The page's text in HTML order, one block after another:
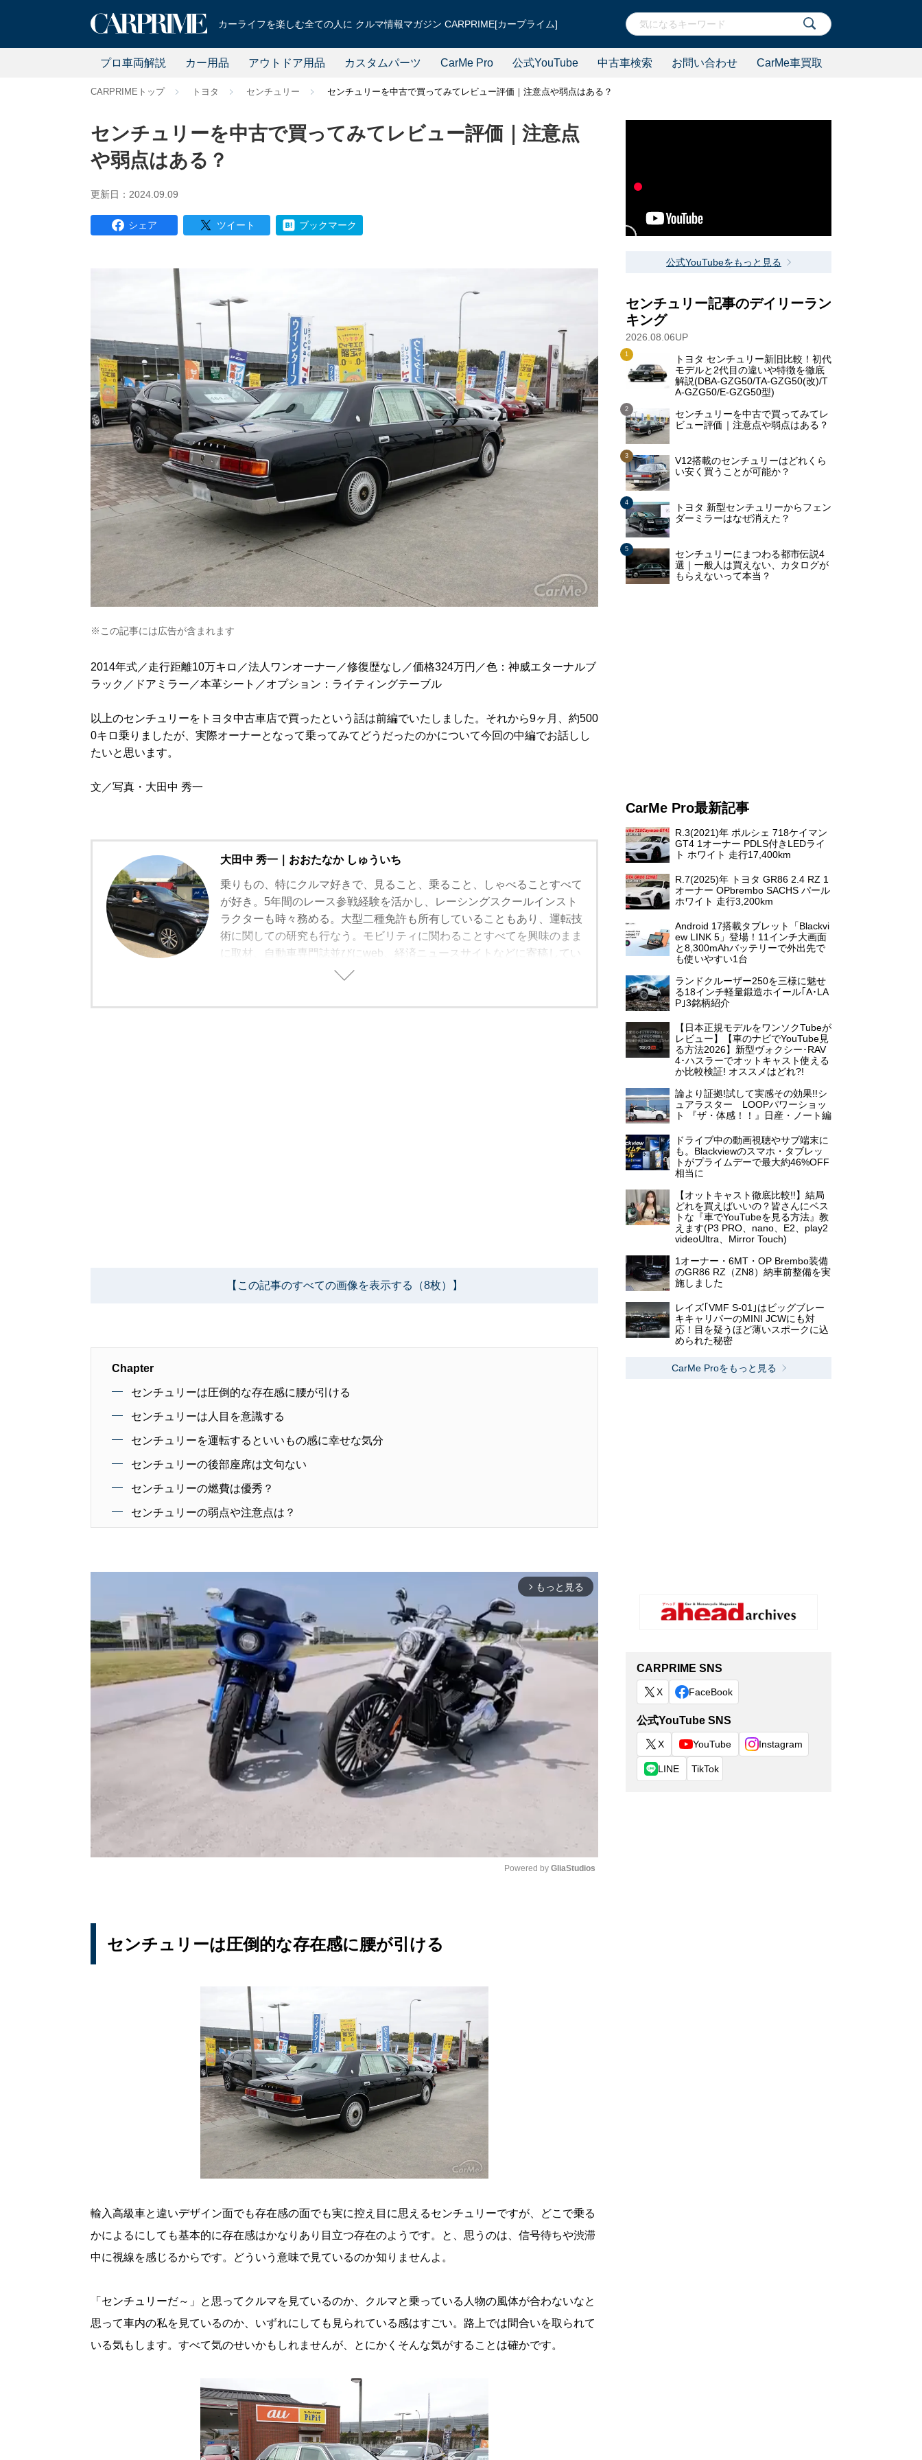
カーライフを楽しむ全ての人に クルマ情報マガジン CARPRIME[カープライム]
プロ車両解説 カー用品 アウトドア用品 カスタムパーツ CarMe Pro 公式YouTube 中古車検索 お問い合わせ CarMe車買取
CARPRIMEトップ トヨタ センチュリー センチュリーを中古で買ってみてレビュー評価｜注意点や弱点はある？
センチュリーを中古で買ってみてレビュー評価｜注意点
や弱点はある？
更新日：2024.09.09
シェア ツイート ブックマーク
※この記事には広告が含まれます
2014年式／走行距離10万キロ／法人ワンオーナー／修復歴なし／価格324万円／色：神威エターナルブ
ラック／ドアミラー／本革シート／オプション：ライティングテーブル
以上のセンチュリーをトヨタ中古車店で買ったという話は前編でいたしました。それから9ヶ月、約500
0キロ乗りましたが、実際オーナーとなって乗ってみてどうだったのかについて今回の中編でお話しし
たいと思います。
文／写真・大田中 秀一
大田中 秀一｜おおたなか しゅういち
乗りもの、特にクルマ好きで、見ること、乗ること、しゃべることすべて
が好き。5年間のレース参戦経験を活かし、レーシングスクールインスト
ラクターも時々務める。大型二種免許も所有していることもあり、運転技
術に関しての研究も行なう。モビリティに関わることすべてを興味のまま
に取材、自動車専門誌並びにweb、経済ニュースサイトなどに寄稿してい
る。世界のマイナーモーターショーウォッチャー、アセアン・ジャパニー
拠点がある無意識アセアンウォッチャー。
【この記事のすべての画像を表示する（8枚）】
Chapter
センチュリーは圧倒的な存在感に腰が引ける
センチュリーは人目を意識する
センチュリーを運転するといいもの感に幸せな気分
センチュリーの後部座席は文句ない
センチュリーの燃費は優秀？
センチュリーの弱点や注意点は？
arrow_forward_ios もっと見る
Powered by GliaStudios
センチュリーは圧倒的な存在感に腰が引ける
輸入高級車と違いデザイン面でも存在感の面でも実に控え目に思えるセンチュリーですが、どこで乗る
かによるにしても基本的に存在感はかなりあり目立つ存在のようです。と、思うのは、信号待ちや渋滞
中に視線を感じるからです。どういう意味で見ているのか知りませんよ。
「センチュリーだ～」と思ってクルマを見ているのか、クルマと乗っている人物の風体が合わないなと
思って車内の私を見ているのか、いずれにしても見られている感はすごい。路上では間合いを取られて
いる気もします。すべて気のせいかもしれませんが、とにかくそんな気がすることは確かです。
公式YouTubeをもっと見る
センチュリー記事のデイリーラン
キング
2026.08.06UP
トヨタ センチュリー新旧比較！初代
モデルと2代目の違いや特徴を徹底
解説(DBA-GZG50/TA-GZG50(改)/T
A-GZG50/E-GZG50型)
センチュリーを中古で買ってみてレ
ビュー評価｜注意点や弱点はある？
V12搭載のセンチュリーはどれくら
い安く買うことが可能か？
トヨタ 新型センチュリーからフェン
ダーミラーはなぜ消えた？
センチュリーにまつわる都市伝説4
選｜一般人は買えない、カタログが
もらえないって本当？
CarMe Pro最新記事
R.3(2021)年 ポルシェ 718ケイマン
GT4 1オーナー PDLS付きLEDライ
ト ホワイト 走行17,400km
R.7(2025)年 トヨタ GR86 2.4 RZ 1
オーナー OPbrembo SACHS パール
ホワイト 走行3,200km
Android 17搭載タブレット「Blackvi
ew LINK 5」登場！11インチ大画面
と8,300mAhバッテリーで外出先で
も使いやすい1台
ランドクルーザー250を三様に魅せ
る18インチ軽量鍛造ホイール｢A･LA
P｣3銘柄紹介
【日本正規モデルをワンソクTubeが
レビュー】【車のナビでYouTube見
る方法2026】新型ヴォクシー･RAV
4･ハスラーでオットキャスト使える
か比較検証! オススメはどれ?!
論より証拠!試して実感その効果!!シ
ュアラスター LOOPパワーショッ
ト 『ザ・体感！！』日産・ノート編
ドライブ中の動画視聴やサブ端末に
も。Blackviewのスマホ・タブレッ
トがプライムデーで最大約46%OFF
相当に
【オットキャスト徹底比較!!】結局
どれを買えばいいの？皆さんにベス
トな『車でYouTubeを見る方法』教
えます(P3 PRO、nano、E2、play2
videoUltra、Mirror Touch)
1オーナー・6MT・OP Brembo装備
のGR86 RZ（ZN8）納車前整備を実
施しました
レイズ｢VMF S-01｣はビッグブレー
キキャリパーのMINI JCWにも対
応！目を疑うほど薄いスポークに込
められた秘密
CarMe Proをもっと見る
CARPRIME SNS
X FaceBook
公式YouTube SNS
X YouTube Instagram
LINE TikTok